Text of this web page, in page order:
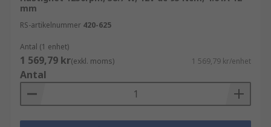
mm
RS-artikelnummer 420-625
Antal (1 enhet)
1 569,79 kr(exkl. moms) 1 569,79 kr/enhet
Antal